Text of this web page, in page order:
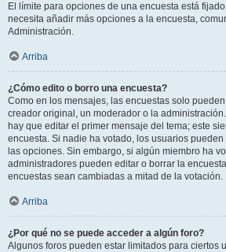
El límite para opciones de una encuesta está
necesita añadir más opciones a la encuesta,
Administración.
Arriba
¿Cómo edito o borro una encuesta?
Como en los mensajes, las encuestas solo
creador original, un moderador o la
hay que editar el primer mensaje del tema; este
encuesta. Si nadie ha votado, los usuarios
las opciones. Sin embargo, si algún miembro ha
administradores pueden editar o borrar la
encuestas sean cambiadas a mitad de la votación.
Arriba
¿Por qué no se puede acceder a algún foro?
Algunos foros pueden estar limitados para ciertos